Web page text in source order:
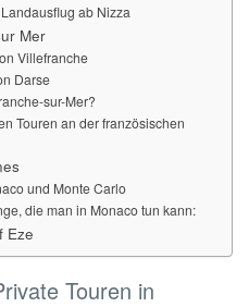
ab Nizza
Mer
Villefranche
Darse
sur-Mer?
Touren an der französischen
und Monte Carlo
die man in Monaco tun kann:
Eze
Touren in